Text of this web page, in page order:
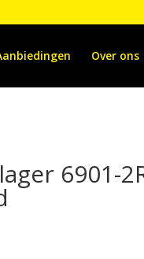
Over ons
6901-